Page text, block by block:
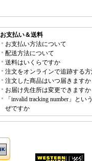
お支払い＆送料
お支払い方法について
配送方法について
送料はいくらですか
注文をオンラインで追跡する
注文した商品はいつ届きますか
お届け先住所は変更できますか
「invalid tracking number」とい
ぜですか